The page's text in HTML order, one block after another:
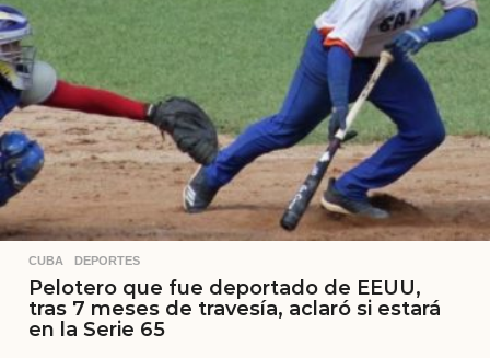
CUBA ,DEPORTES
Pelotero que fue deportado de EEUU,
tras 7 meses de travesía, aclaró si estará
en la Serie 65